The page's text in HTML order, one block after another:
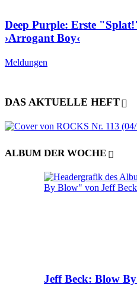
Deep Purple: Erste
›Arrogant Boy‹
Meldungen
DAS AKTUELLE HEFT
ALBUM DER WOCHE
Jeff Beck: Blow